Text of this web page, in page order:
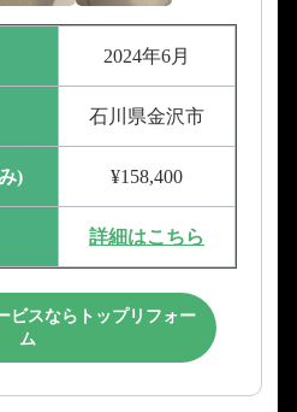
2024年6月
石川県金沢市
) ¥158,400
詳細はこちら
ビスならトップリフォー
ム